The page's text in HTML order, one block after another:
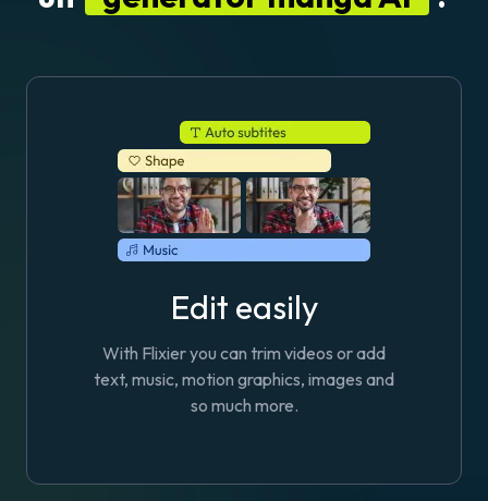
Edit easily
With Flixier you can trim videos or add
text, music, motion graphics, images and
so much more.